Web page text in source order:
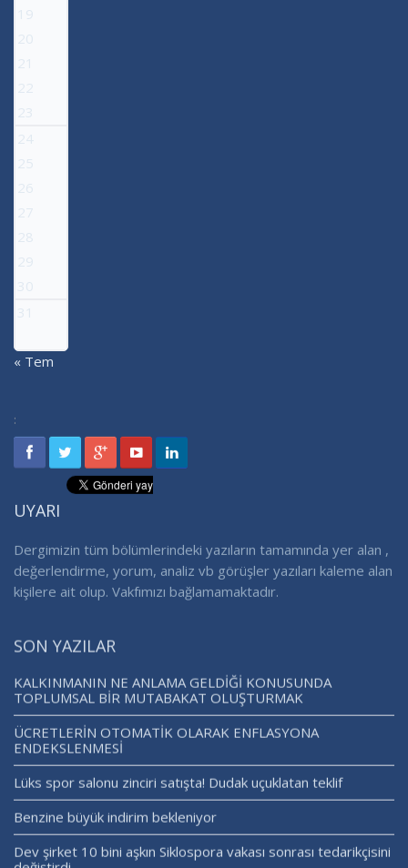
19
20
21
22
23
24
25
26
27
28
29
30
31
« Tem
:
UYARI
Dergimizin tüm bölümlerindeki yazıların tamamında yer alan ,
değerlendirme, yorum, analiz vb görüşler yazıları kaleme alan
kişilere ait olup. Vakfımızı bağlamamaktadır.
SON YAZILAR
KALKINMANIN NE ANLAMA GELDİĞİ KONUSUNDA
TOPLUMSAL BİR MUTABAKAT OLUŞTURMAK
ÜCRETLERİN OTOMATİK OLARAK ENFLASYONA
ENDEKSLENMESİ
Lüks spor salonu zinciri satışta! Dudak uçuklatan teklif
Benzine büyük indirim bekleniyor
Dev şirket 10 bini aşkın Siklospora vakası sonrası tedarikçisini